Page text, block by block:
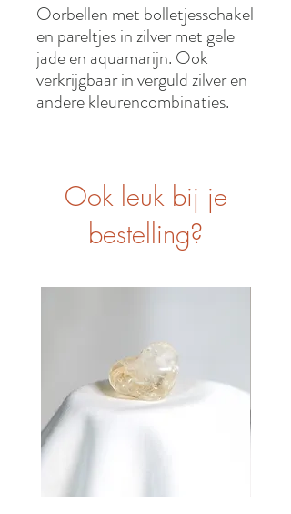
Oorbellen met bolletjesschakel
en pareltjes in zilver met gele
jade en aquamarijn. Ook
verkrijgbaar in verguld zilver en
andere kleurencombinaties.
Ook leuk bij je
bestelling?